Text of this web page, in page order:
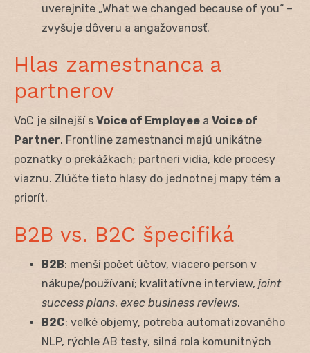
uverejnite „What we changed because of you“ –
zvyšuje dôveru a angažovanosť.
Hlas zamestnanca a
partnerov
VoC je silnejší s Voice of Employee a Voice of
Partner. Frontline zamestnanci majú unikátne
poznatky o prekážkach; partneri vidia, kde procesy
viaznu. Zlúčte tieto hlasy do jednotnej mapy tém a
priorít.
B2B vs. B2C špecifiká
B2B: menší počet účtov, viacero person v
nákupe/používaní; kvalitatívne interview, joint
success plans, exec business reviews.
B2C: veľké objemy, potreba automatizovaného
NLP, rýchle AB testy, silná rola komunitných